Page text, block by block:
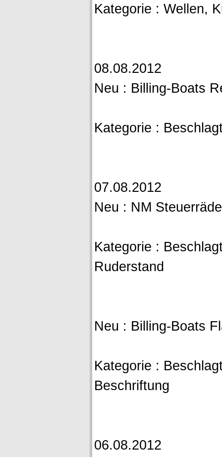
Kategorie : Wellen,
08.08.2012
Neu : Billing-Boats
Kategorie :
07.08.2012
Neu : NM
Kategorie :
Ruderstand
Neu : Billing-Boats
Kategorie :
Beschriftung
06.08.2012